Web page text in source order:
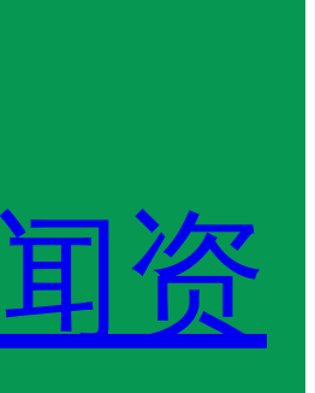
资